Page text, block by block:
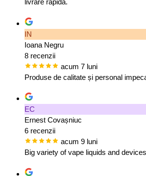
livrare rapidă.
IN
Ioana Negru
8 recenzii
acum 7 luni
Produse de calitate și personal
EC
Ernest Covașniuc
6 recenzii
acum 9 luni
Big variety of vape liquids and